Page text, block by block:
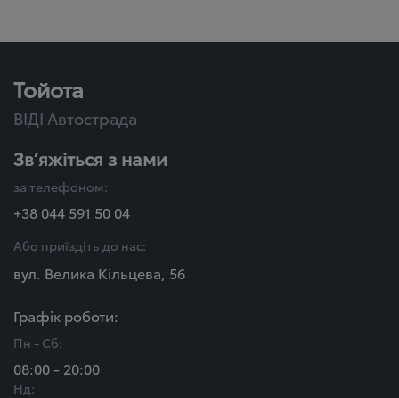
Тойота
ВІДІ Автострада
Зв’яжіться з нами
за телефоном:
+38 044 591 50 04
Або приїздіть до нас:
вул. Велика Кільцева, 56
Графік роботи:
Пн - Сб:
08:00 - 20:00
Нд: